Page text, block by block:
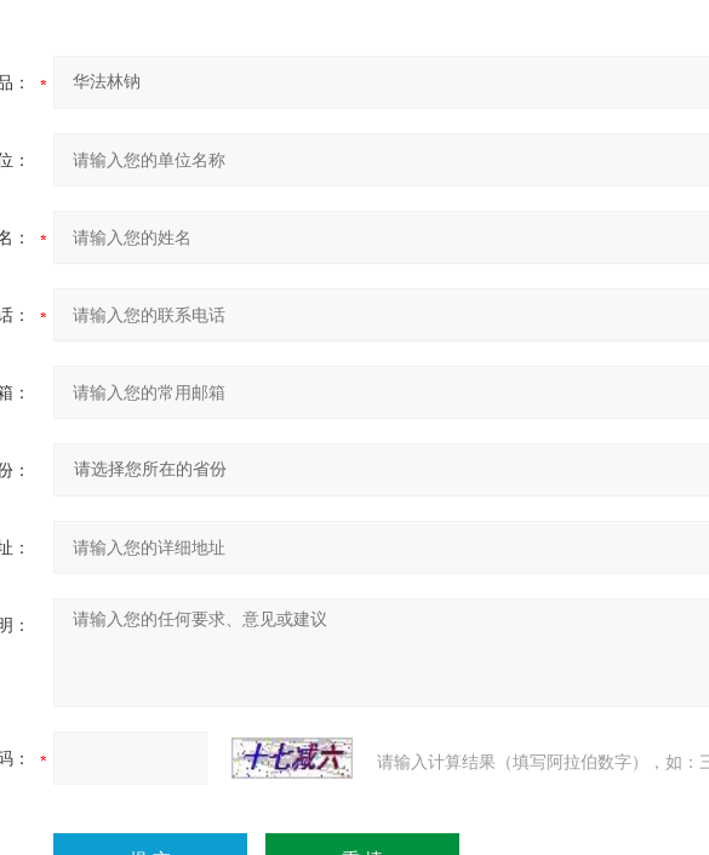
：
：
：
：
：
：
：
：
： 请输入计算结果（填写阿拉伯数字），如：